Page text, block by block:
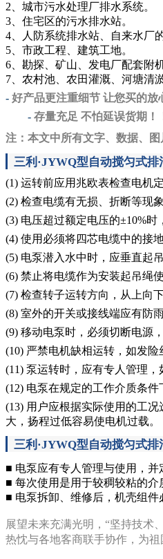
2、城市污水处理厂排水系统。
3、住宅区的污水排水站。
4、人防系统排水站、自来水厂
5、市政工程、建筑工地。
6、勘探、矿山、发电厂配套附机
7、农村池、农田灌溉、河塘清淤
- 好产品更注重细节 让您买的放
- 存量充足 不怕延误货期！
注：本文中所有文字、数据、
三利·JYWQ型自动搅匀式排
(1) 运转前应用兆欧表检查电机
(2) 检查电缆有无损、折断等现
(3) 电压超过额定电压的±10%时
(4) 使用必须将四芯电缆中的接
(5) 电泵潜入水中时，应垂直起
(6) 禁止将电缆作为安装起吊绳使
(7) 检查转子运转方向，从上向
(8) 室外的开关或接线端应有防
(9) 移动电泵时，必须切断电源
(10) 严禁电机缺相运转，如发
(11) 泵运转时，应有专人管理
(12) 电泵在规定的工作介质条
(13) 用户应根据实际使用的工
大，扬程过低容易使电机过载。
三利·JYWQ型自动搅匀式排
■ 电泵应有专人管理与使用，并
■ 每次使用是用于较稠较粘的介
■ 电泵拆卸、维修后，机壳组件
展望未来充满光明，“坚持技术
热忱与各地客商联手协作，为祖